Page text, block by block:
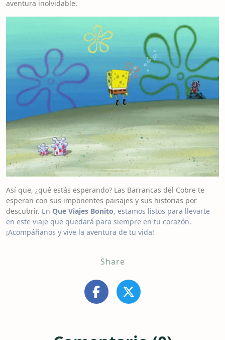
aventura inolvidable.
Así que, ¿qué estás esperando? Las Barrancas del Cobre te
esperan con sus imponentes paisajes y sus historias por
descubrir. En Que Viajes Bonito, estamos listos para llevarte
en este viaje que quedará para siempre en tu corazón.
¡Acompáñanos y vive la aventura de tu vida!
Share